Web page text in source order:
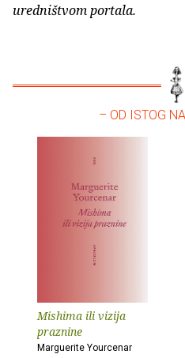
uredništvom portala.
– OD ISTOG
Mishima ili vizija
praznine
Marguerite Yourcenar